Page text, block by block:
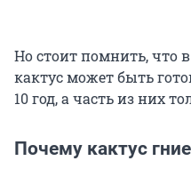
Но стоит помнить, что
кактус может быть
10 год, а часть из них
Почему кактус